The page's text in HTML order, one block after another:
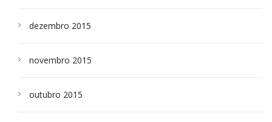
dezembro 2015
novembro 2015
outubro 2015